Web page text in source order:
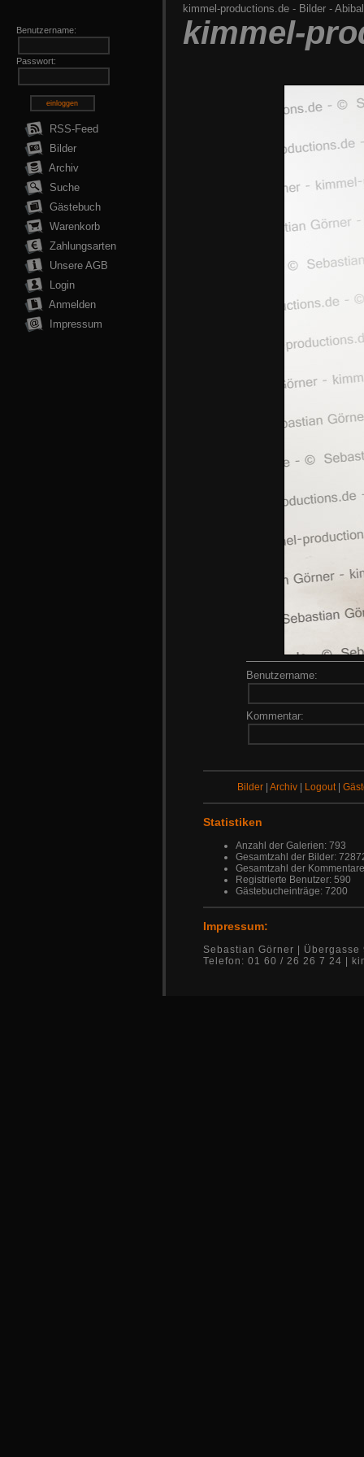
Benutzername:
Passwort:
einloggen
RSS-Feed
Bilder
Archiv
Suche
Gästebuch
Warenkorb
Zahlungsarten
Unsere AGB
Login
Anmelden
Impressum
kimmel-productions.de - Bilder -
kimmel-
Benutzername:
Kommentar:
Bilder |Archiv | Logout |
Statistiken
Anzahl der Galerien: 793
Gesamtzahl der Bilder:
Gesamtzahl der
Registrierte Benutzer: 590
Gästebucheinträge: 7200
Impressum:
Sebastian Görner |
Telefon: 01 60 / 26 26 7 24 |